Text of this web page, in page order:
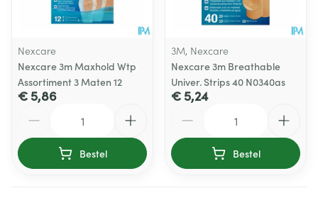
Nexcare
Nexcare 3m Maxhold Wtp
Assortiment 3 Maten 12
€ 5,86
Bestel
3M, Nexcare
Nexcare 3m Breathable
Univer. Strips 40 N0340as
€ 5,24
Bestel